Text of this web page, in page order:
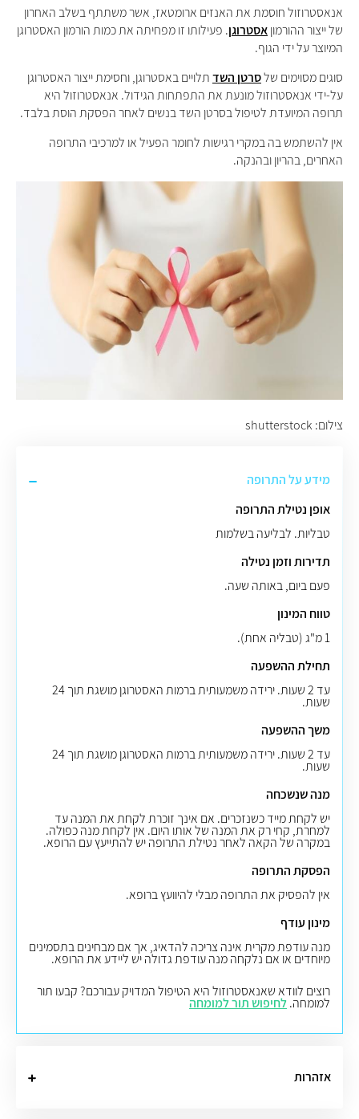
אנאסטרוזול חוסמת את האנזים ארומטאז, אשר משתתף בשלב האחרון
של ייצור ההורמוןאסטרוגן. פעילותו זו מפחיתה את כמות הורמון האסטרוגן
המיוצר על ידי הגוף.
סוגים מסוימים שלסרטן השדתלויים באסטרוגן, וחסימת ייצור האסטרוגן
על-ידי אנאסטרוזול מונעת את התפתחות הגידול. אנאסטרוזול היא
תרופה המיועדת לטיפול בסרטן השד בנשים לאחר הפסקת הוסת בלבד.
אין להשתמש בה במקרי רגישות לחומר הפעיל או למרכיבי התרופה
האחרים, בהריון ובהנקה.
צילום: shutterstock
מידע על התרופה
אופן נטילת התרופה
טבליות. לבליעה בשלמות
תדירות וזמן נטילה
פעם ביום, באותה שעה.
טווח המינון
1 מ"ג (טבליה אחת).
תחילת ההשפעה
עד 2 שעות. ירידה משמעותית ברמות האסטרוגן מושגת תוך 24
שעות.
משך ההשפעה
עד 2 שעות. ירידה משמעותית ברמות האסטרוגן מושגת תוך 24
שעות.
מנה שנשכחה
יש לקחת מייד כשנזכרים. אם אינך זוכרת לקחת את המנה עד
למחרת, קחי רק את המנה של אותו היום. אין לקחת מנה כפולה.
במקרה של הקאה לאחר נטילת התרופה יש להתייעץ עם הרופא.
הפסקת התרופה
אין להפסיק את התרופה מבלי להיוועץ ברופא.
מינון עודף
מנה עודפת מקרית אינה צריכה להדאיג, אך אם מבחינים בתסמינים
מיוחדים או אם נלקחה מנה עודפת גדולה יש ליידע את הרופא.
רוצים לוודא שאנאסטרוזול היא הטיפול המדויק עבורכם? קבעו תור
למומחה.לחיפוש תור למומחה
אזהרות